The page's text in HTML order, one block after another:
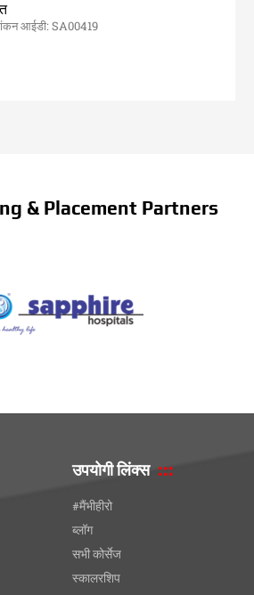
आईडी: SA00419
& Placement Partners
उपयोगी लिंक्स
#मैंभीहीरो
ब्लॉग
सभी कोर्सेज
स्कालरशिप